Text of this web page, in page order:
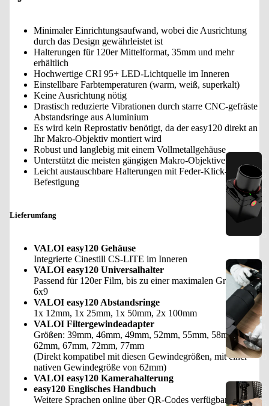
Minimaler Einrichtungsaufwand, wobei die Ausrichtung
durch das Design gewährleistet ist
Halterungen für 120er Mittelformat, 35mm und mehr
erhältlich
Hochwertige CRI 95+ LED-Lichtquelle im Inneren
Einstellbare Farbtemperaturen (warm, weiß, superkalt)
Keine Ausrichtung nötig
Drastisch reduzierte Vibrationen durch starre CNC-gefräste
Abstandsringe aus Aluminium
Es wird kein Reprostativ benötigt, da der easy120 direkt an
Ihr Makro-Objektiv montiert wird
Robust und langlebig mit einem Vollmetallgehäuse
Unterstützt die meisten gängigen Makro-Objektive
Leicht austauschbare Halterungen mit Feder-Klick-
Befestigung
Lieferumfang
VALOI easy120 Gehäuse
Integrierte Cinestill CS-LITE im Inneren
VALOI easy120 Universalhalter
Passend für 120er Film, bis zu einer maximalen Größe von
6x9
VALOI easy120 Abstandsringe
1x 12mm, 1x 25mm, 1x 50mm, 2x 100mm
VALOI Filtergewindeadapter
Größen: 39mm, 46mm, 49mm, 52mm, 55mm, 58mm,
62mm, 67mm, 72mm, 77mm
(Direkt kompatibel mit diesen Gewindegrößen, mit einer
nativen Gewindegröße von 62mm)
VALOI easy120 Kamerahalterung
easy120 Englisches Handbuch
Weitere Sprachen online über QR-Codes verfügbar